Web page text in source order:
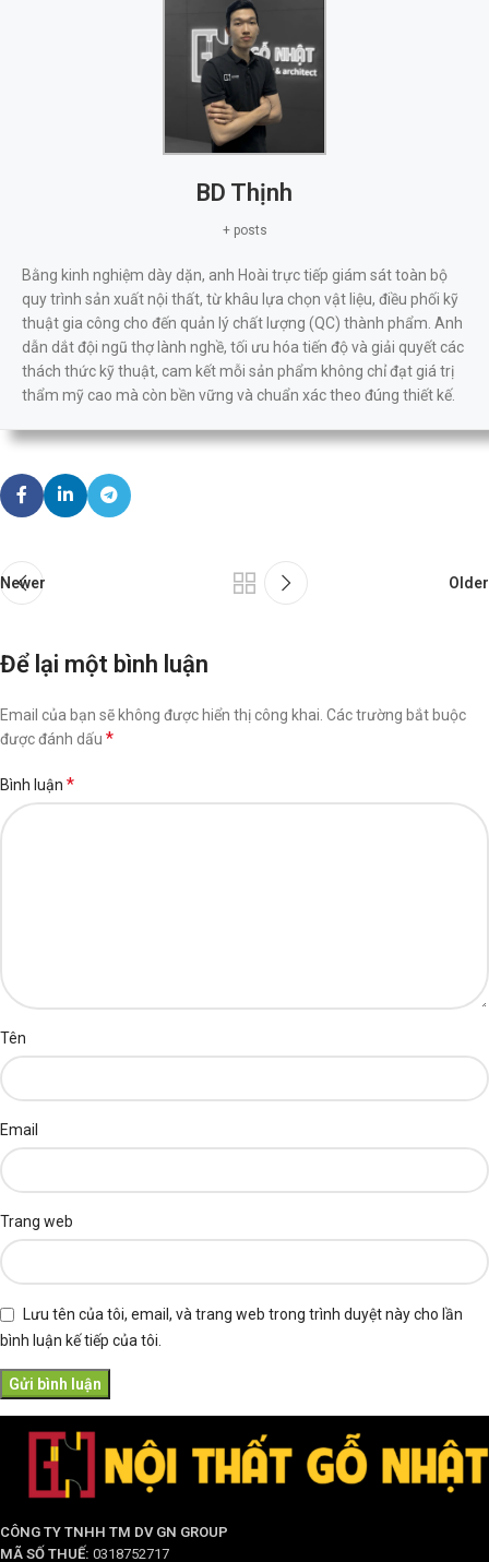
BD Thịnh
+ posts
Bằng kinh nghiệm dày dặn, anh Hoài trực tiếp giám sát toàn bộ
quy trình sản xuất nội thất, từ khâu lựa chọn vật liệu, điều phối kỹ
thuật gia công cho đến quản lý chất lượng (QC) thành phẩm. Anh
dẫn dắt đội ngũ thợ lành nghề, tối ưu hóa tiến độ và giải quyết các
thách thức kỹ thuật, cam kết mỗi sản phẩm không chỉ đạt giá trị
thẩm mỹ cao mà còn bền vững và chuẩn xác theo đúng thiết kế.
Newer Older
Để lại một bình luận
Email của bạn sẽ không được hiển thị công khai. Các trường bắt buộc
được đánh dấu *
Bình luận *
Tên
Email
Trang web
Lưu tên của tôi, email, và trang web trong trình duyệt này cho lần
bình luận kế tiếp của tôi.
CÔNG TY TNHH TM DV GN GROUP
MÃ SỐ THUẾ: 0318752717